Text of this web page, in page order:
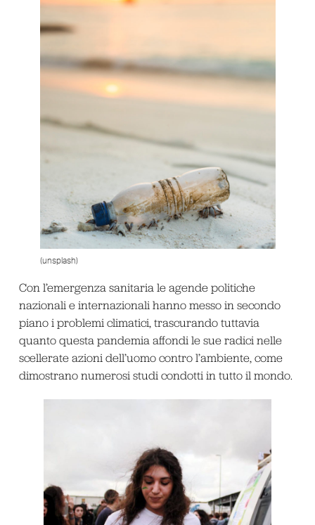
(unsplash)
Con l’emergenza sanitaria le agende politiche
nazionali e internazionali hanno messo in secondo
piano i problemi climatici, trascurando tuttavia
quanto questa pandemia affondi le sue radici nelle
scellerate azioni dell’uomo contro l’ambiente, come
dimostrano numerosi studi condotti in tutto il mondo.